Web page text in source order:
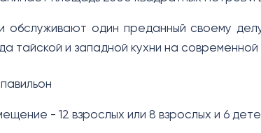
обслуживают один преданный своему
тайской и западной кухни на современной
- 12 взрослых или 8 взрослых и 6